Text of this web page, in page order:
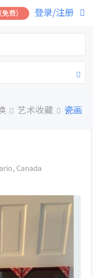
费） 登录/注册
艺术收藏 瓷画
,Canada